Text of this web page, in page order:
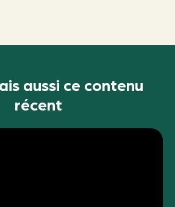
aussi ce contenu
récent